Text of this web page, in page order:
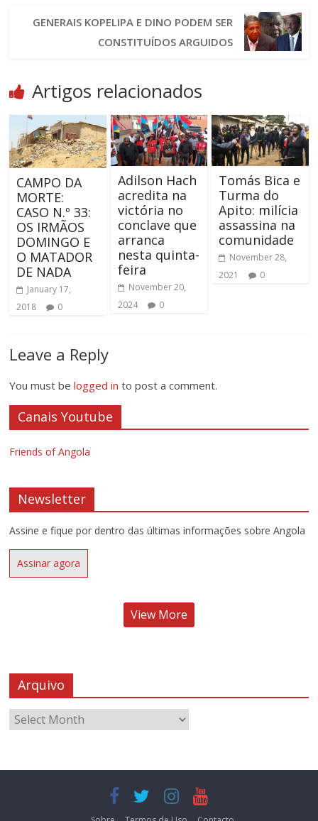
GENERAIS KOPELIPA E DINO PODEM SER
CONSTITUÍDOS ARGUIDOS
Artigos relacionados
CAMPO DA
MORTE:
CASO N.º 33:
OS IRMÃOS
DOMINGO E
O MATADOR
DE NADA
January 17,
2018
0
Adilson Hach
acredita na
victória no
conclave que
arranca
nesta quinta-
feira
November 20,
2024
0
Tomás Bica e
Turma do
Apito: milícia
assassina na
comunidade
November 28,
2021
0
Leave a Reply
You must belogged in to post a comment.
Canais Youtube
Friends of Angola
Newsletter
Assine e fique por dentro das últimas informações sobre Angola
Assinar agora
View More
Arquivo